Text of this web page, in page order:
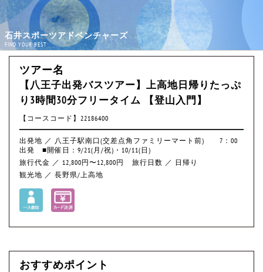
石井スポーツアドベンチャーズ
FIND YOUR BEST
ツアー名
【八王子出発バスツアー】上高地日帰りたっぷ
り3時間30分フリータイム 【登山入門】
【コースコード】22186400
出発地 ／ 八王子駅南口(交差点角ファミリーマート前) 7：00
出発 ■開催日：9/21(月/祝)・10/11(日)
旅行代金 ／ 12,800円〜12,800円
旅行日数 ／ 日帰り
観光地 ／ 長野県/上高地
おすすめポイント